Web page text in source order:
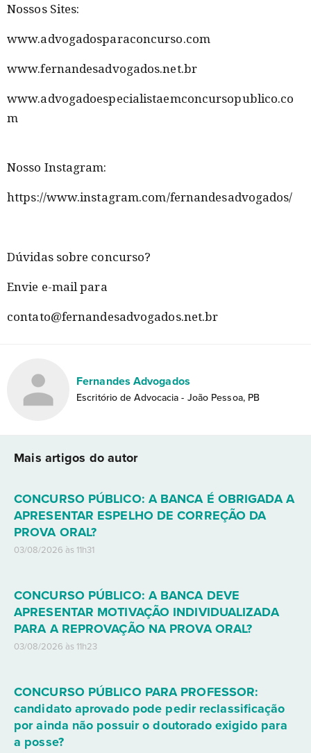
Nossos Sites:
www.advogadosparaconcurso.com
www.fernandesadvogados.net.br
www.advogadoespecialistaemconcursopublico.co
m
Nosso Instagram:
https://www.instagram.com/fernandesadvogados/
Dúvidas sobre concurso?
Envie e-mail para
contato@fernandesadvogados.net.br
Fernandes Advogados
Escritório de Advocacia - João Pessoa, PB
Mais artigos do autor
CONCURSO PÚBLICO: A BANCA É OBRIGADA A
APRESENTAR ESPELHO DE CORREÇÃO DA
PROVA ORAL?
03/08/2026 às 11h31
CONCURSO PÚBLICO: A BANCA DEVE
APRESENTAR MOTIVAÇÃO INDIVIDUALIZADA
PARA A REPROVAÇÃO NA PROVA ORAL?
03/08/2026 às 11h23
CONCURSO PÚBLICO PARA PROFESSOR:
candidato aprovado pode pedir reclassificação
por ainda não possuir o doutorado exigido para
a posse?